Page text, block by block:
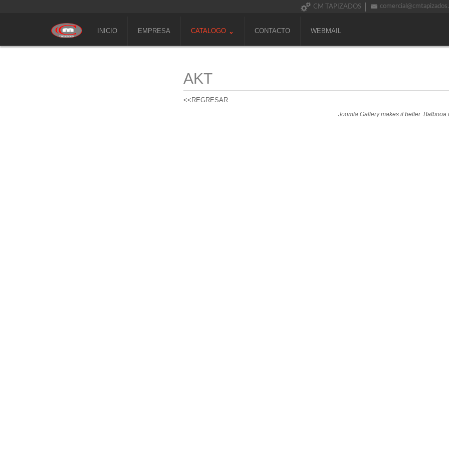
CM TAPIZADOS
INICIO EMPRESA CATALOGO CONTACTO WEBMAIL
AKT
<<REGRESAR
Joomla Gallerymakes it better.